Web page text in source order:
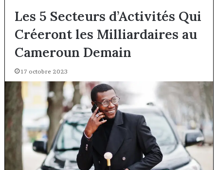
Les 5 Secteurs d’Activités Qui
Créeront les Milliardaires au
Cameroun Demain
17 octobre 2023